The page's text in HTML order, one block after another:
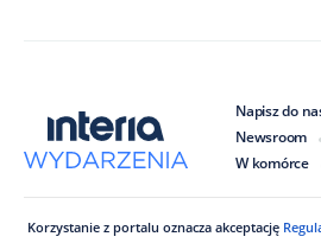
Napisz do
Newsroom
W komórce
Korzystanie z portalu oznacza akceptację